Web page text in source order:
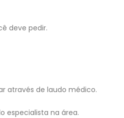
deve pedir.
através de laudo médico.
especialista na área.